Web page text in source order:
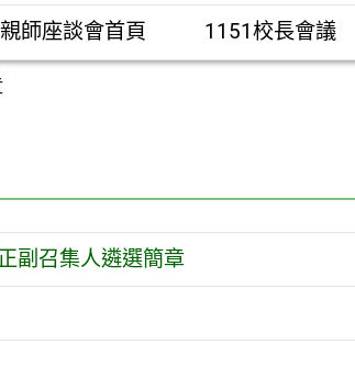
親師座談會首頁 1151校長會議
副召集人遴選簡章